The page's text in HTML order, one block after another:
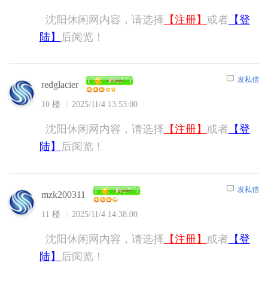
沈阳休闲网内容，请选择 【注册】 或者 【登
陆】
后阅览！
redglacier
10 楼 2025/11/4 13:53:00
发私信
沈阳休闲网内容，请选择 【注册】 或者 【登
陆】
后阅览！
mzk200311
11 楼 2025/11/4 14:38:00
发私信
沈阳休闲网内容，请选择 【注册】 或者 【登
陆】
后阅览！